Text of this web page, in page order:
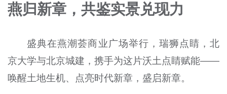
燕归新章，共鉴实景兑现力
盛典在燕潮荟商业广场举行，瑞狮点睛，北
京大学与北京城建，携手为这片沃土点睛赋能——
唤醒土地生机、点亮时代新章，盛启新章。